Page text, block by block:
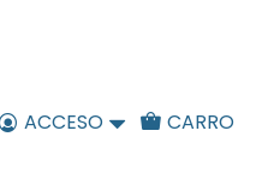
ACCESO CARRO